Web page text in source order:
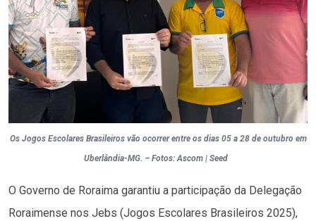
Os Jogos Escolares Brasileiros vão ocorrer entre os dias 05 a 28 de outubro em
Uberlândia-MG. – Fotos: Ascom | Seed
O Governo de Roraima garantiu a participação da Delegação
Roraimense nos Jebs (Jogos Escolares Brasileiros 2025),